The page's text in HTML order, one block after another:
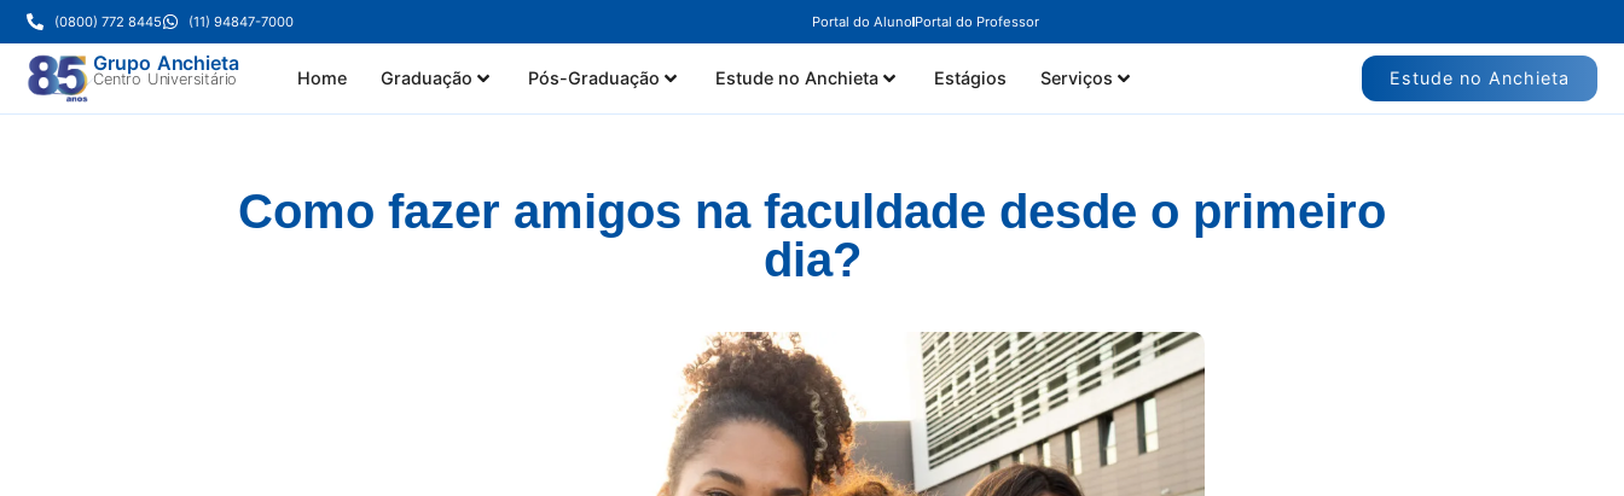
(0800) 772 8445 (11) 94847-7000 Portal do Aluno Portal do Professor
Grupo Anchieta
Centro Universitário Home Graduação Pós-Graduação Estude no Anchieta Estágios Serviços Estude no Anchieta
Como fazer amigos na faculdade desde o primeiro
dia?